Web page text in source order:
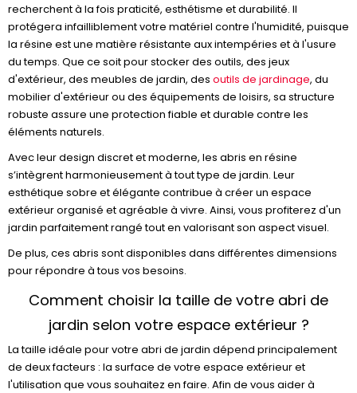
recherchent à la fois praticité, esthétisme et durabilité. Il
protégera infailliblement votre matériel contre l'humidité, puisque
la résine est une matière résistante aux intempéries et à l'usure
du temps. Que ce soit pour stocker des outils, des jeux
d'extérieur, des meubles de jardin, des outils de jardinage, du
mobilier d'extérieur ou des équipements de loisirs, sa structure
robuste assure une protection fiable et durable contre les
éléments naturels.
Avec leur design discret et moderne, les abris en résine
s’intègrent harmonieusement à tout type de jardin. Leur
esthétique sobre et élégante contribue à créer un espace
extérieur organisé et agréable à vivre. Ainsi, vous profiterez d'un
jardin parfaitement rangé tout en valorisant son aspect visuel.
De plus, ces abris sont disponibles dans différentes dimensions
pour répondre à tous vos besoins.
Comment choisir la taille de votre abri de
jardin selon votre espace extérieur ?
La taille idéale pour votre abri de jardin dépend principalement
de deux facteurs : la surface de votre espace extérieur et
l'utilisation que vous souhaitez en faire. Afin de vous aider à